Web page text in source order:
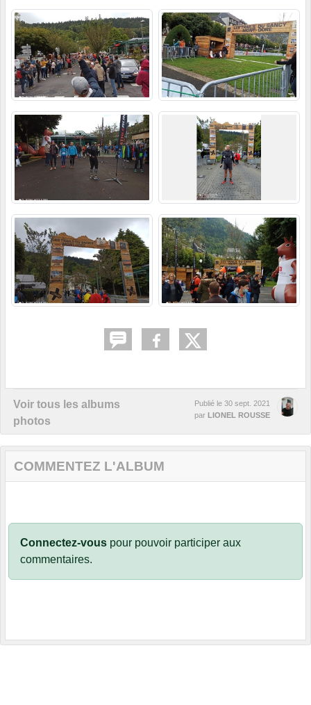
Voir tous les albums
photos
Publié le 30 sept. 2021
par LIONEL ROUSSE
COMMENTEZ L'ALBUM
Connectez-vous pour pouvoir participer aux
commentaires.